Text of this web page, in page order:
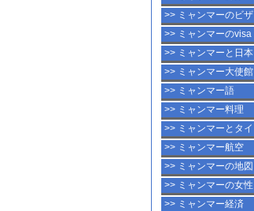
>> ミャンマーのビザ
>> ミャンマーのvisa
>> ミャンマーと日本
>> ミャンマー大使館
>> ミャンマー語
>> ミャンマー料理
>> ミャンマーとタイ
>> ミャンマー航空
>> ミャンマーの地図
>> ミャンマーの女性
>> ミャンマー経済